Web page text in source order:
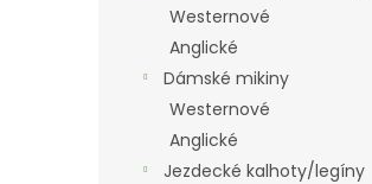
Westernové
Anglické
Dámské mikiny
Westernové
Anglické
Jezdecké kalhoty/legíny